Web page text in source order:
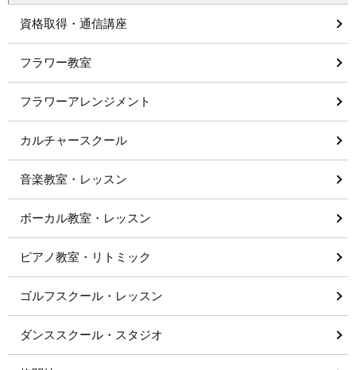
資格取得・通信講座
フラワー教室
フラワーアレンジメント
カルチャースクール
音楽教室・レッスン
ボーカル教室・レッスン
ピアノ教室・リトミック
ゴルフスクール・レッスン
ダンススクール・スタジオ